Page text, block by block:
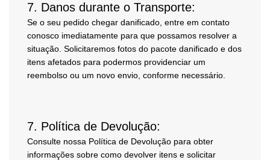
7. Danos durante o Transporte:
Se o seu pedido chegar danificado, entre em contato
conosco imediatamente para que possamos resolver a
situação. Solicitaremos fotos do pacote danificado e dos
itens afetados para podermos providenciar um
reembolso ou um novo envio, conforme necessário.
7. Política de Devolução:
Consulte nossa Política de Devolução para obter
informações sobre como devolver itens e solicitar